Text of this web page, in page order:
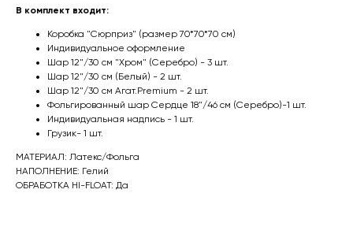
В комплект входит:
Коробка "Сюрприз" (размер 70*70*70 см)
Индивидуальное оформление
Шар 12"/30 см "Хром" (Серебро) - 3 шт.
Шар 12"/30 см (Белый) - 2 шт.
Шар 12"/30 см Агат.Premium - 2 шт.
Фольгированный шар Сердце 18"/46 см (Серебро)-1 шт.
Индивидуальная надпись - 1 шт.
Грузик- 1 шт.
МАТЕРИАЛ: Латекс/Фольга
НАПОЛНЕНИЕ: Гелий
ОБРАБОТКА HI-FLOAT: Да